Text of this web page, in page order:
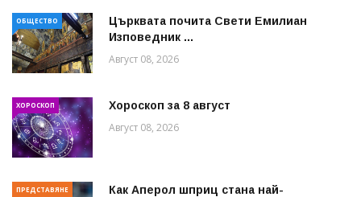
ОБЩЕСТВО
Църквата почита Свeти Емилиан
Изповедник ...
Август 08, 2026
ХОРОСКОП Хороскоп за 8 август
Август 08, 2026
ПРЕДСТАВЯНЕ
Как Аперол шприц стана най-